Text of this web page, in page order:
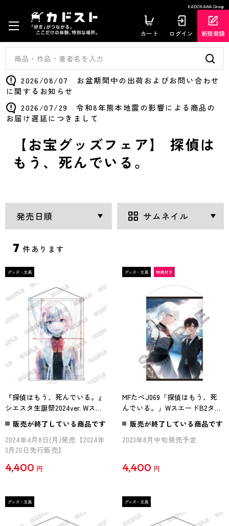
KADOKAWA Group
カート ログイン 新規登録
2026/08/07 お盆期間中の出荷およびお問い合わせ
に関するお知らせ
2026/07/29 令和8年熊本地震の影響による商品の
お届け遅延につきまして
【お宝グッズフェア】 探偵は
もう、死んでいる。
7 件あります
『探偵はもう、死んでいる。』
シエスタ生誕祭2024ver. Wスエ
ードB2タペストリー illustrated
by 萩森じあ
販売が終了している商品です
2024年4月8日(月)発売【2024年
3月20日先行販売】
4,400 円
MFたぺJ069「探偵はもう、死
んでいる。」WスエードB2タペ
販売が終了している商品です
2023年8月中旬発売予定
4,400 円